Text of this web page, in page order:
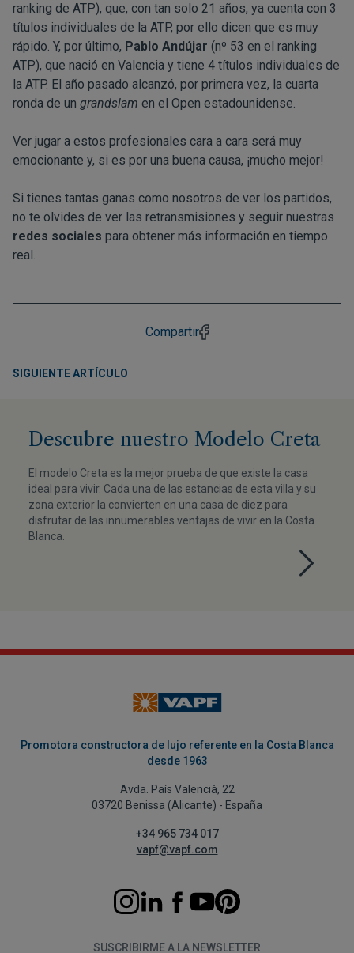
ranking de ATP), que, con tan solo 21 años, ya cuenta con 3
títulos individuales de la ATP, por ello dicen que es muy
rápido. Y, por último, Pablo Andújar (nº 53 en el ranking
ATP), que nació en Valencia y tiene 4 títulos individuales de
la ATP. El año pasado alcanzó, por primera vez, la cuarta
ronda de un grandslam en el Open estadounidense.
Ver jugar a estos profesionales cara a cara será muy
emocionante y, si es por una buena causa, ¡mucho mejor!
Si tienes tantas ganas como nosotros de ver los partidos,
no te olvides de ver las retransmisiones y seguir nuestras
redes sociales para obtener más información en tiempo
real.
Compartir
SIGUIENTE ARTÍCULO
Descubre nuestro Modelo Creta
El modelo Creta es la mejor prueba de que existe la casa
ideal para vivir. Cada una de las estancias de esta villa y su
zona exterior la convierten en una casa de diez para
disfrutar de las innumerables ventajas de vivir en la Costa
Blanca.
Promotora constructora de lujo referente en la Costa Blanca
desde 1963
Avda. País Valencià, 22
03720 Benissa (Alicante) - España
+34 965 734 017
vapf@vapf.com
SUSCRIBIRME A LA NEWSLETTER